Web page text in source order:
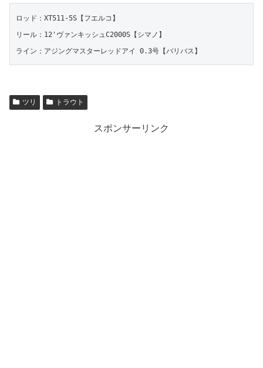
ロッド：XT511-5S【フエルコ】
リール：12'ヴァンキッシュC2000S【シマノ】
ライン：アジングマスターレッドアイ 0.3号【バリバス】
ツリ トラウト
スポンサーリンク